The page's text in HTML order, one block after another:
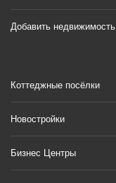
Добавить недвижимость
Коттеджные посёлки
Новостройки
Бизнес Центры